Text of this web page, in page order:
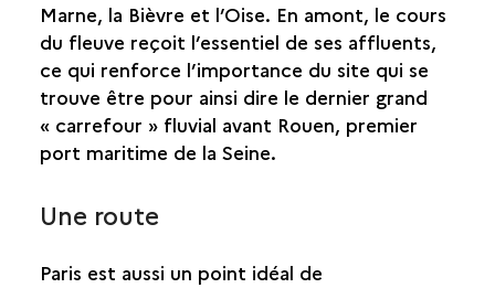
Marne, la Bièvre et l’Oise. En amont, le cours
du fleuve reçoit l’essentiel de ses affluents,
ce qui renforce l’importance du site qui se
trouve être pour ainsi dire le dernier grand
« carrefour » fluvial avant Rouen, premier
port maritime de la Seine.
Une route
Paris est aussi un point idéal de